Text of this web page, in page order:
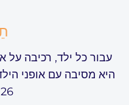
עבור כל ילד, רכיבה על
26 אינץ'!